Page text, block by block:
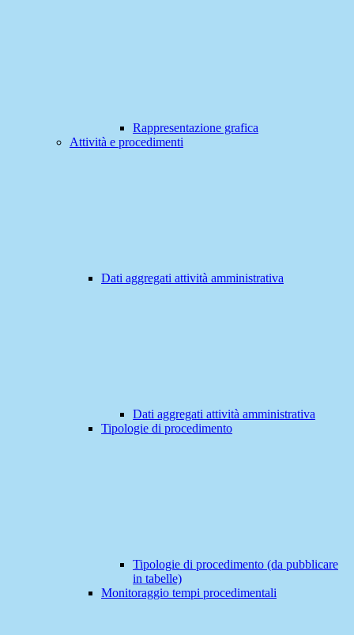
Rappresentazione grafica
Attività e procedimenti
Dati aggregati attività amministrativa
Dati aggregati attività amministrativa
Tipologie di procedimento
Tipologie di procedimento (da pubblicare
in tabelle)
Monitoraggio tempi procedimentali